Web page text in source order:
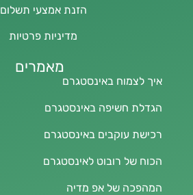
הזנת אמצעי תשלום
מדיניות פרטיות
מאמרים
איך לצמוח באינסטגרם
הגדלת חשיפה באינסטגרם
רכישת עוקבים באינסטגרם
הכוח של רובוט לאינסטגרם
המהפכה של אפ מדיה